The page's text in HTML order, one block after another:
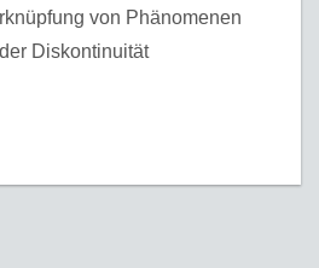
von Phänomenen
Diskontinuität